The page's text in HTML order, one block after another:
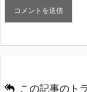
この記事のト